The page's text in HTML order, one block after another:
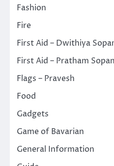
Fashion
Fire
First Aid – Dwithiya
First Aid – Pratham Sopan
Flags – Pravesh
Food
Gadgets
Game of Bavarian
General Information